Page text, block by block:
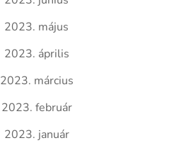
2023. május
2023. április
2023. március
2023. február
2023. január